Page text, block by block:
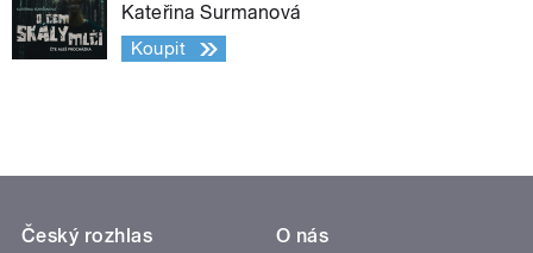
Kateřina Surmanová
Koupit
Český rozhlas
O nás